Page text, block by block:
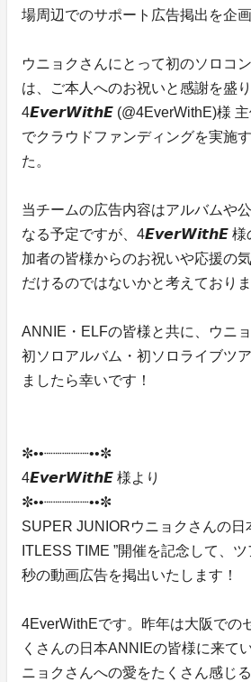
場周辺でのサポート広告掲出を企
ウニョクさんにとって初のソロコ
は、ご本人へのお祝いと感謝を盛
4𝙀𝙫𝙚𝙧𝙒𝙞𝙩𝙝𝙀 (@4EverWithE)様 主
でクラウドファンディングを実施
た。
当チームの広告内容はアルバムや
なる予定ですが、4𝙀𝙫𝙚𝙧𝙒𝙞𝙩𝙝𝙀 様
加者の皆様からのお祝いや応援の
だけるのではないかと考えておりま
ANNIE・ELFの皆様と共に、ウニ
初ソロアルバム・初ソロライブツ
ましたら幸いです！
✼••┈┈┈┈┈••✼
4𝙀𝙫𝙚𝙧𝙒𝙞𝙩𝙝𝙀 様より
✼••┈┈┈┈┈••✼
SUPER JUNIORウニョクさんの日
ITLESS TIME ”開催を記念して、
秒の動画広告を掲出いたします！
4EverWithEです。昨年は大阪での
くさんの日本ANNIEの皆様に来て
ニョクさんへの愛をたくさん感じ